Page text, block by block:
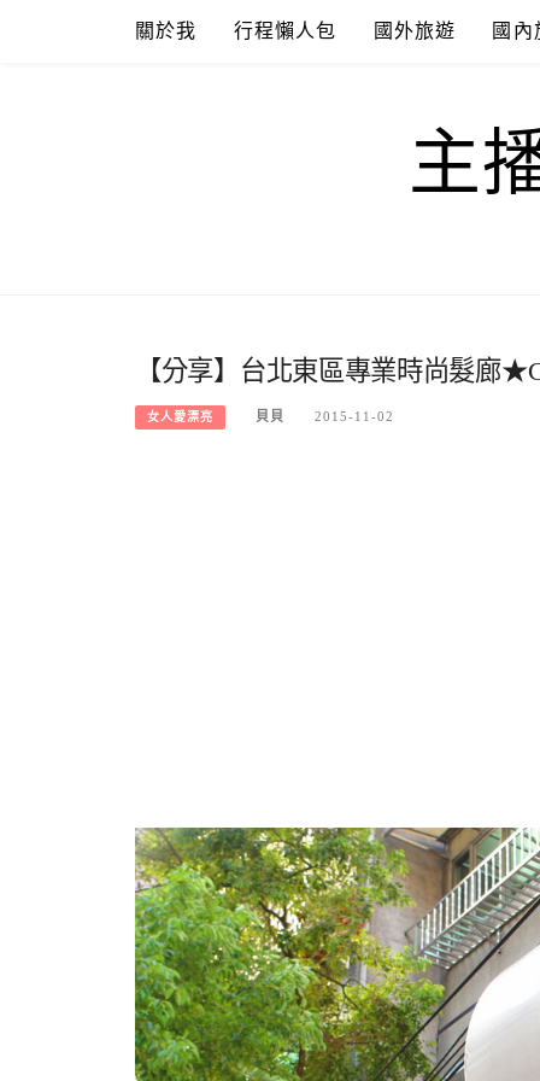
關於我 行程懶人包 國外旅遊 國內
主
【分享】台北東區專業時尚髮廊
女人愛漂亮 貝貝 2015-11-02